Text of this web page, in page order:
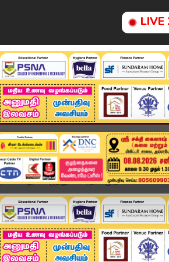
LIVE
தமிழ்நாடு சினிமா அரசியல்
புதிய மருத்துவ ஊர்தி – முதலமைச...